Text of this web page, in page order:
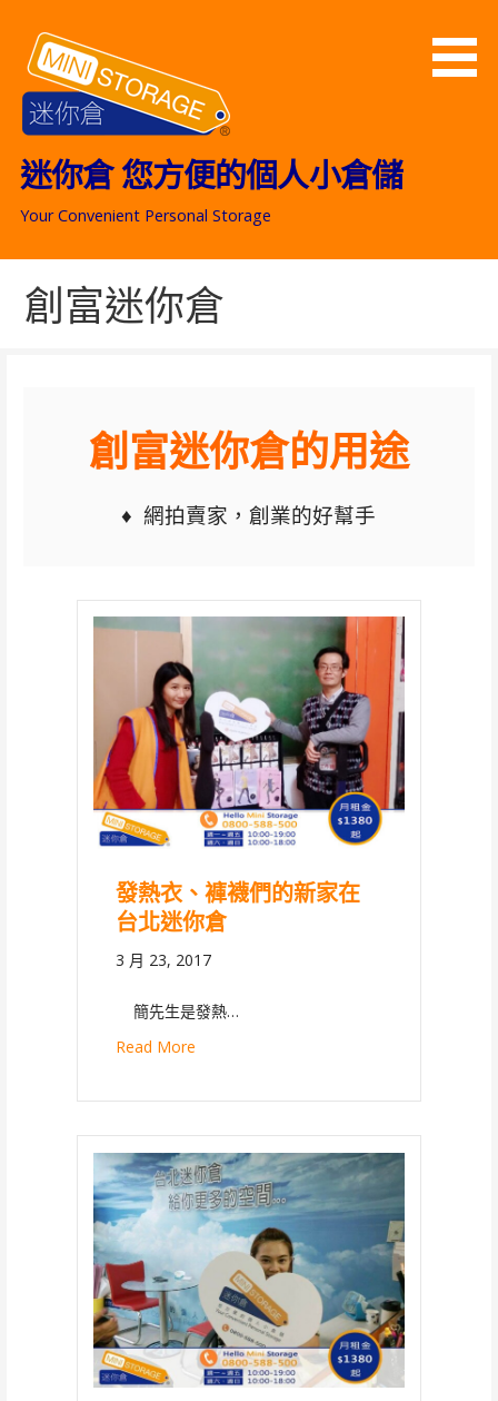
迷你倉 您方便的個人小倉儲
Your Convenient Personal Storage
創富迷你倉
創富迷你倉的用途
♦ 網拍賣家，創業的好幫手
發熱衣、褲襪們的新家在
台北迷你倉
3 月 23, 2017
簡先生是發熱…
Read More